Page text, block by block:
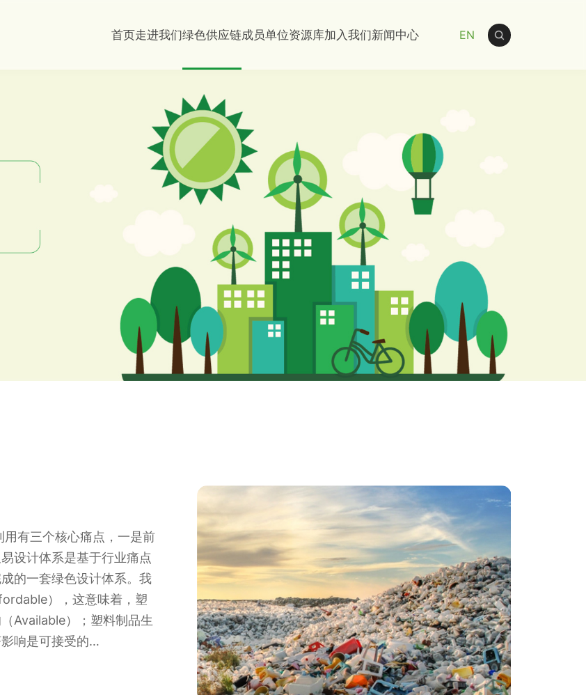
首页走进我们绿色供应链成员单位资源库加入我们新闻中心 EN
有三个核心痛点，一是前
设计体系是基于行业痛点
的一套绿色设计体系。我
），这意味着，塑
Available）；塑料制品生
响是可接受的
物循环利用和可持续价值